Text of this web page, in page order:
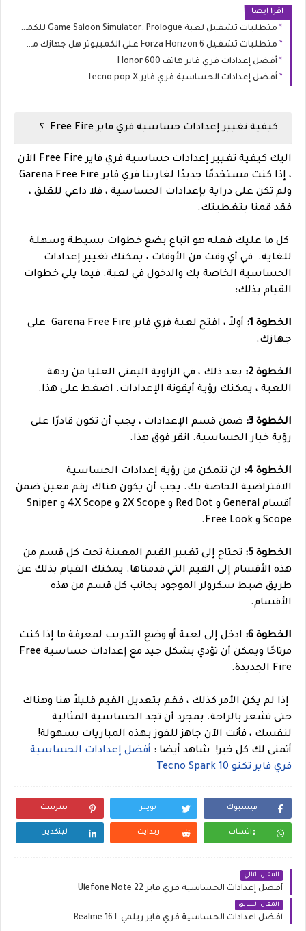
اقرا ايضا
متطلبات تشغيل لعبة Game Saloon Simulator: Prologue للكمبيوتر (الحد الأدنى والموصى به)
متطلبات تشغيل Forza Horizon 6 على الكمبيوتر هل جهازك مستعد لليابان؟
أفضل إعدادات فري فاير هاتف Honor 600
أفضل إعدادات الحساسية فري فاير Tecno pop X
كيفية تغيير إعدادات حساسية فري فاير Free Fire ؟
اليك
كيفية تغيير إعدادات حساسية فري فاير Free Fire الآن
، إذا كنت مستخدمًا جديدًا لغارينا فري فاير Garena Free Fire
ولم تكن على دراية بإعدادات الحساسية ، فلا داعي للقلق ،
فقد قمنا بتغطيتك.
كل ما عليك فعله هو اتباع بضع خطوات بسيطة وسهلة
للغاية.
في أي وقت من الأوقات ، يمكنك تغيير إعدادات
الحساسية الخاصة بك والدخول في لعبة. فيما يلي خطوات
القيام بذلك:
الخطوة 1:
أولاً ، افتح لعبة فري فاير Garena Free Fire على
جهازك.
الخطوة 2:
بعد ذلك ، في الزاوية اليمنى العليا من ردهة
اللعبة ، يمكنك رؤية أيقونة الإعدادات. اضغط على هذا.
الخطوة 3:
ضمن قسم الإعدادات ، يجب أن تكون قادرًا على
رؤية خيار الحساسية. انقر فوق هذا.
الخطوة 4:
لن تتمكن من رؤية إعدادات الحساسية
الافتراضية الخاصة بك. يجب أن يكون هناك رقم معين ضمن
أقسام General و Red Dot و 2X Scope و 4X Scope و Sniper
Scope و Free Look.
الخطوة 5:
تحتاج إلى تغيير القيم المعينة تحت كل قسم من
هذه الأقسام إلى القيم التي قدمناها. يمكنك القيام بذلك عن
طريق ضبط سكرولر الموجود بجانب كل قسم من هذه
الأقسام.
الخطوة 6:
ادخل إلى لعبة أو وضع التدريب لمعرفة ما إذا كنت
مرتاحًا ويمكن أن تؤدي بشكل جيد مع إعدادات حساسية Free
Fire الجديدة.
إذا لم يكن الأمر كذلك ، فقم بتعديل القيم قليلاً هنا وهناك
حتى تشعر بالراحة. بمجرد أن تجد الحساسية المثالية
لنفسك ، فأنت الآن جاهز للفوز بهذه المباريات بسهولة!
أتمنى لك كل خير!
شاهد أيضا : أفضل إعدادات الحساسية
فري فاير تكنو Tecno Spark 10
فيسبوك تويتر بنترست
واتساب ريدايت لينكدين
المقال التالي
أفضل إعدادات الحساسية فري فاير Ulefone Note 22
المقال السابق
أفضل اعدادات الحساسية فري فاير ريلمي Realme 16T